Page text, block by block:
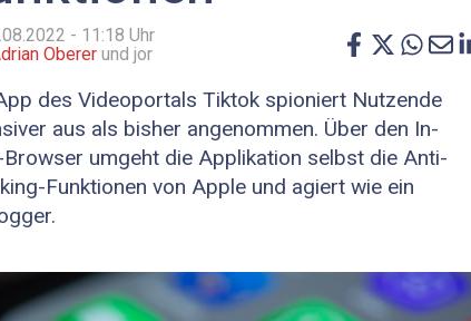
- 11:18 Uhr
Oberer und jor
des Videoportals Tiktok spioniert Nutzende
aus als bisher angenommen. Über den In-
umgeht die Applikation selbst die Anti-
Funktionen von Apple und agiert wie ein